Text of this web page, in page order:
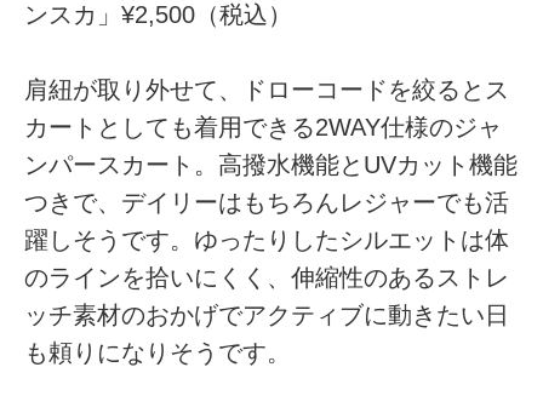
ンスカ」¥2,500（税込）
肩紐が取り外せて、ドローコードを絞るとス
カートとしても着用できる2WAY仕様のジャ
ンパースカート。高撥水機能とUVカット機能
つきで、デイリーはもちろんレジャーでも活
躍しそうです。ゆったりしたシルエットは体
のラインを拾いにくく、伸縮性のあるストレ
ッチ素材のおかげでアクティブに動きたい日
も頼りになりそうです。